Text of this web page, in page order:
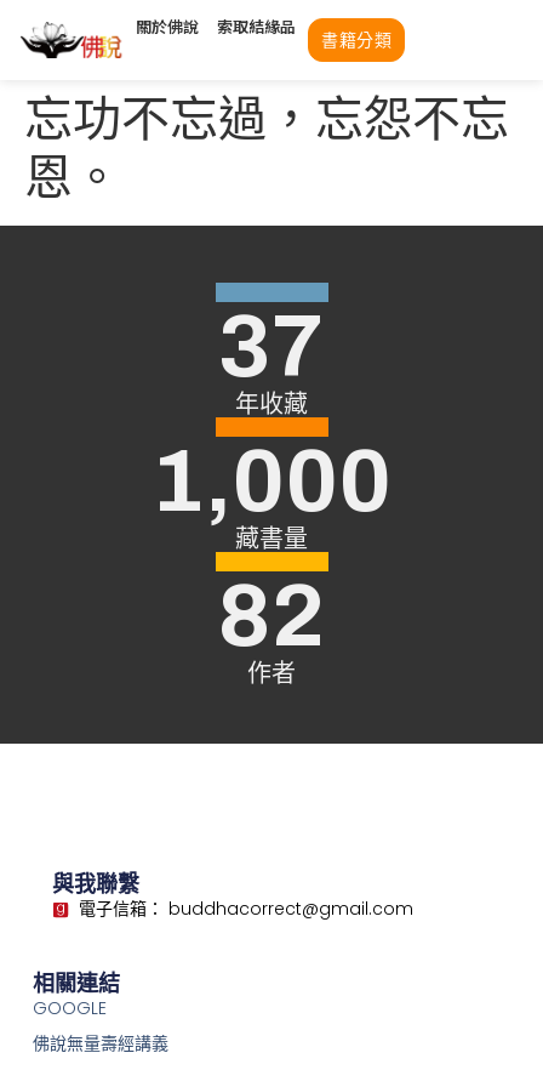
關於佛說 索取結緣品
書籍分類
忘功不忘過，忘怨不忘
恩。
年收藏
37
藏書量
1,000
作者
82
與我聯繫
電子信箱： buddhacorrect@gmail.com
相關連結
GOOGLE
佛說無量壽經講義